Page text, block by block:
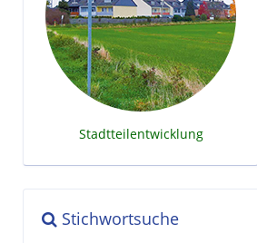
Stadtteilentwicklung
Stichwortsuche